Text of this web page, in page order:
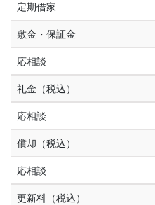
定期借家
敷金・保証金
応相談
礼金（税込）
応相談
償却（税込）
応相談
更新料（税込）